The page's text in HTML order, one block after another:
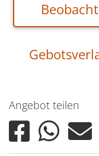
Angebot teilen